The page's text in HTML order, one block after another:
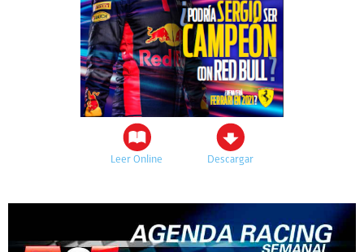
Leer Online Descargar